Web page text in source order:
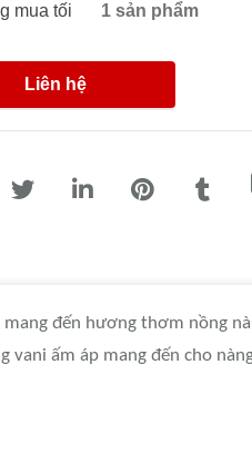
mua tối
1 sản phẩm
Liên hệ
mang đến hương thơm nồng
ấm áp mang đến cho